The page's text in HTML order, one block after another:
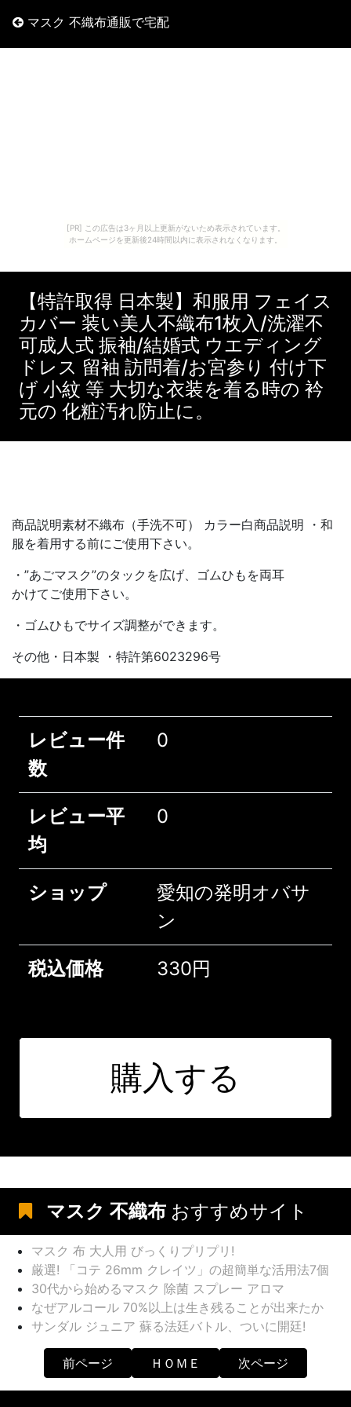
[PR] この広告は3ヶ月以上更新がないため表示されています。
ホームページを更新後24時間以内に表示されなくなります。
マスク 不織布通販で宅配
【特許取得 日本製】和服用 フェイス
カバー 装い美人不織布1枚入/洗濯不
可成人式 振袖/結婚式 ウエディング
ドレス 留袖 訪問着/お宮参り 付け下
げ 小紋 等 大切な衣装を着る時の 衿
元の 化粧汚れ防止に。
商品説明素材不織布（手洗不可） カラー白商品説明 ・和
服を着用する前にご使用下さい。
・”あごマスク”のタックを広げ、ゴムひもを両耳
かけてご使用下さい。
・ゴムひもでサイズ調整ができます。
その他・日本製 ・特許第6023296号
レビュー件
数
0
レビュー平
均
0
ショップ
愛知の発明オバサ
ン
税込価格 330円
購入する
マスク 不織布 おすすめサイト
マスク 布 大人用 びっくりプリプリ!
厳選! 「コテ 26mm クレイツ」の超簡単な活用法7個
30代から始めるマスク 除菌 スプレー アロマ
なぜアルコール 70%以上は生き残ることが出来たか
サンダル ジュニア 蘇る法廷バトル、ついに開廷!
前ページ ＨＯＭＥ 次ページ